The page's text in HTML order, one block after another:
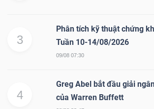
3
Phân tích kỹ thuật chứng
Tuần 10-14/08/2026
09/08 07:30
4
Greg Abel bắt đầu giải
của Warren Buffett